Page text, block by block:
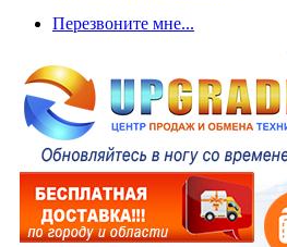
Перезвоните мне...